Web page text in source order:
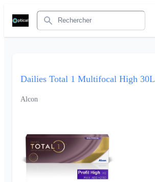
Rechercher
Dailies Total 1 Multifocal High 30L
Alcon